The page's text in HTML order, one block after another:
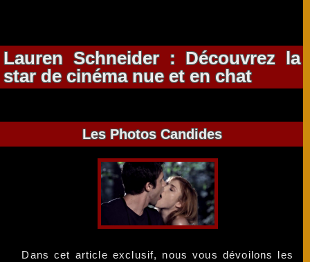
Lauren Schneider : Découvrez la
star de cinéma nue et en chat
Les Photos Candides
Dans cet article exclusif, nous vous dévoilons les